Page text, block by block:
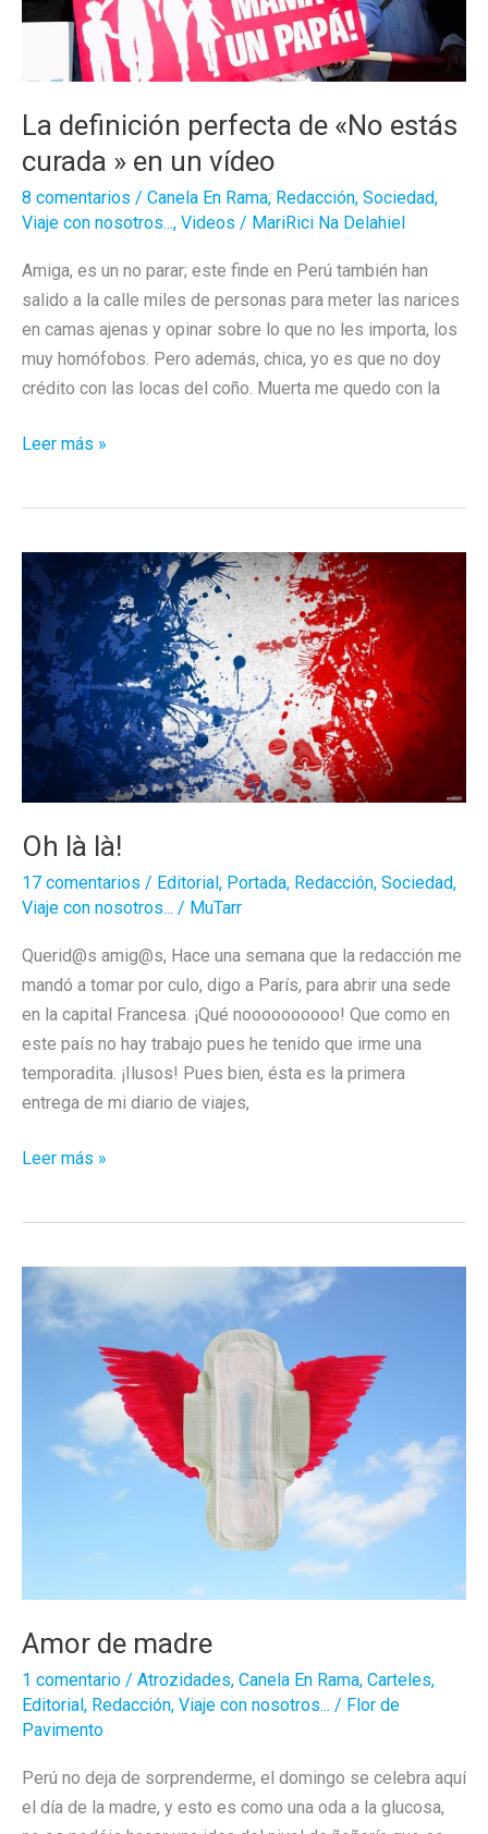
La definición perfecta de «No estás
curada » en un vídeo
8 comentarios / Canela En Rama, Redacción, Sociedad,
Viaje con nosotros..., Videos / MariRici Na Delahiel
Amiga, es un no parar; este finde en Perú también han
salido a la calle miles de personas para meter las narices
en camas ajenas y opinar sobre lo que no les importa, los
muy homófobos. Pero además, chica, yo es que no doy
crédito con las locas del coño. Muerta me quedo con la
La
«No
estás
curada
»
en
un
vídeo
Leer más »
Oh là là!
17 comentarios / Editorial, Portada, Redacción, Sociedad,
Viaje con nosotros... / MuTarr
Querid@s amig@s, Hace una semana que la redacción me
mandó a tomar por culo, digo a París, para abrir una sede
en la capital Francesa. ¡Qué noooooooooo! Que como en
este país no hay trabajo pues he tenido que irme una
temporadita. ¡Ilusos! Pues bien, ésta es la primera
entrega de mi diario de viajes,
Oh
Leer más »
Amor de madre
1 comentario / Atrozidades, Canela En Rama, Carteles,
Editorial, Redacción, Viaje con nosotros... / Flor de
Pavimento
Perú no deja de sorprenderme, el domingo se celebra aquí
el día de la madre, y esto es como una oda a la glucosa,